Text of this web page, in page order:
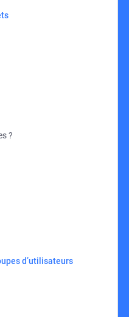
?
d’utilisateurs